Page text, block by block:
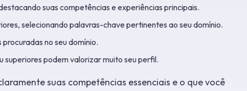
suas competências e experiências principais.
selecionando palavras-chave pertinentes ao seu domínio.
no seu domínio.
superiores podem valorizar muito seu perfil.
suas competências essenciais e o que você